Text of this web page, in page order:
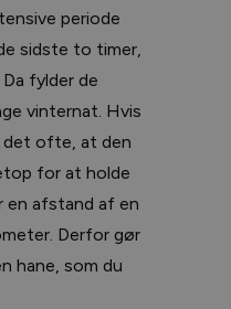
periode
sidste to timer,
fylder de
vinternat. Hvis
det ofte, at den
for at holde
afstand af en
Derfor gør
hane, som du